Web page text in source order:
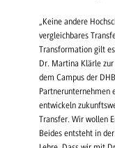
„Keine andere
vergleichbares
Transformation gilt
Dr. Martina Klärle
dem Campus der
Partnerunternehmen
entwickeln
Transfer. Wir wollen
Beides entsteht in